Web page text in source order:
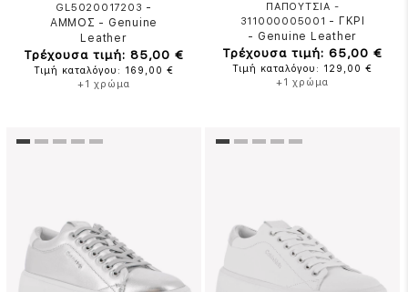
GL5020017203 -
ΑΜΜΟΣ - Genuine
Leather
Τρέχουσα τιμή: 85,00 €
Τιμή καταλόγου: 169,00 €
+1 χρώμα
ΠΑΠΟΥΤΣΙΑ -
311000005001 - ΓΚΡΙ
- Genuine Leather
Τρέχουσα τιμή: 65,00 €
Τιμή καταλόγου: 129,00 €
+1 χρώμα